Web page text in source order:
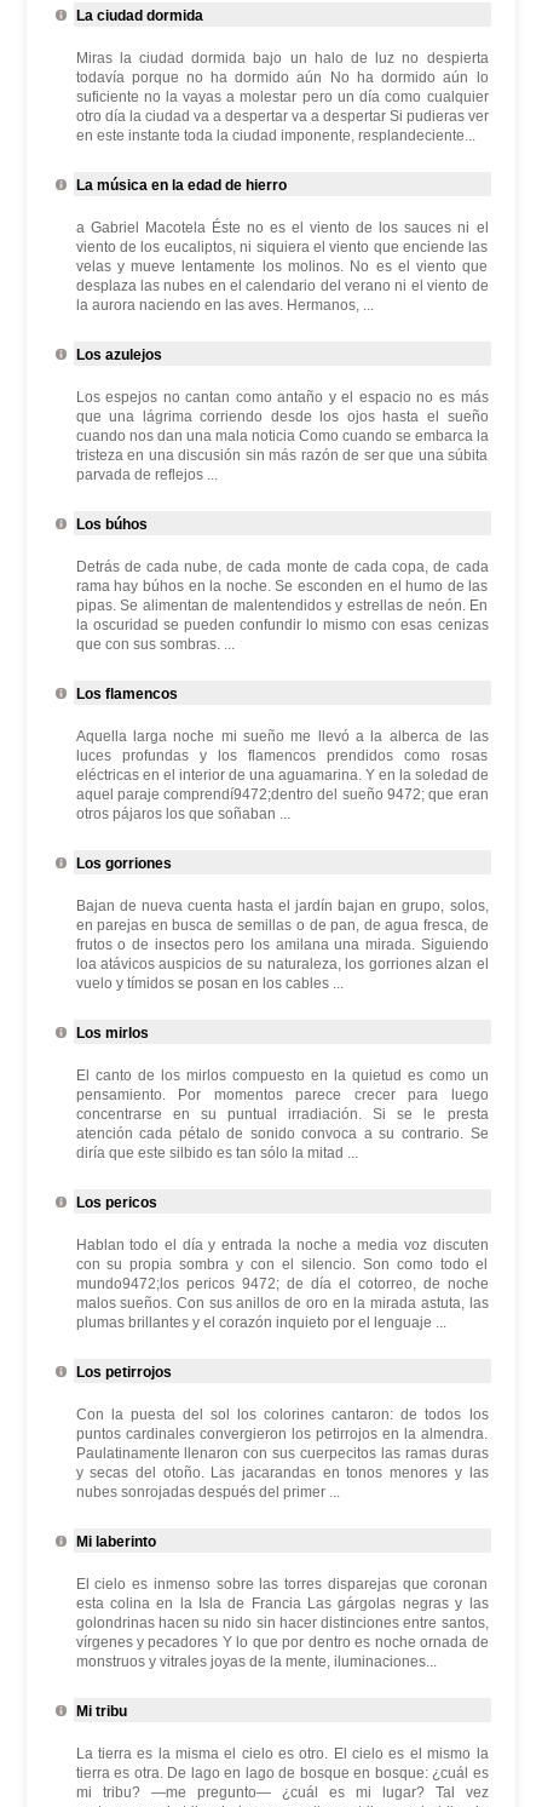
La ciudad dormida
Miras la ciudad dormida bajo un halo de luz no despierta
todavía porque no ha dormido aún No ha dormido aún lo
suficiente no la vayas a molestar pero un día como cualquier
otro día la ciudad va a despertar va a despertar Si pudieras ver
en este instante toda la ciudad imponente, resplandeciente...
La música en la edad de hierro
a Gabriel Macotela Éste no es el viento de los sauces ni el
viento de los eucaliptos, ni siquiera el viento que enciende las
velas y mueve lentamente los molinos. No es el viento que
desplaza las nubes en el calendario del verano ni el viento de
la aurora naciendo en las aves. Hermanos, ...
Los azulejos
Los espejos no cantan como antaño y el espacio no es más
que una lágrima corriendo desde los ojos hasta el sueño
cuando nos dan una mala noticia Como cuando se embarca la
tristeza en una discusión sin más razón de ser que una súbita
parvada de reflejos ...
Los búhos
Detrás de cada nube, de cada monte de cada copa, de cada
rama hay búhos en la noche. Se esconden en el humo de las
pipas. Se alimentan de malentendidos y estrellas de neón. En
la oscuridad se pueden confundir lo mismo con esas cenizas
que con sus sombras. ...
Los flamencos
Aquella larga noche mi sueño me llevó a la alberca de las
luces profundas y los flamencos prendidos como rosas
eléctricas en el interior de una aguamarina. Y en la soledad de
aquel paraje comprendí9472;dentro del sueño 9472; que eran
otros pájaros los que soñaban ...
Los gorriones
Bajan de nueva cuenta hasta el jardín bajan en grupo, solos,
en parejas en busca de semillas o de pan, de agua fresca, de
frutos o de insectos pero los amilana una mirada. Siguiendo
loa atávicos auspicios de su naturaleza, los gorriones alzan el
vuelo y tímidos se posan en los cables ...
Los mirlos
El canto de los mirlos compuesto en la quietud es como un
pensamiento. Por momentos parece crecer para luego
concentrarse en su puntual irradiación. Si se le presta
atención cada pétalo de sonido convoca a su contrario. Se
diría que este silbido es tan sólo la mitad ...
Los pericos
Hablan todo el día y entrada la noche a media voz discuten
con su propia sombra y con el silencio. Son como todo el
mundo9472;los pericos 9472; de día el cotorreo, de noche
malos sueños. Con sus anillos de oro en la mirada astuta, las
plumas brillantes y el corazón inquieto por el lenguaje ...
Los petirrojos
Con la puesta del sol los colorines cantaron: de todos los
puntos cardinales convergieron los petirrojos en la almendra.
Paulatinamente llenaron con sus cuerpecitos las ramas duras
y secas del otoño. Las jacarandas en tonos menores y las
nubes sonrojadas después del primer ...
Mi laberinto
El cielo es inmenso sobre las torres disparejas que coronan
esta colina en la Isla de Francia Las gárgolas negras y las
golondrinas hacen su nido sin hacer distinciones entre santos,
vírgenes y pecadores Y lo que por dentro es noche ornada de
monstruos y vitrales joyas de la mente, iluminaciones...
Mi tribu
La tierra es la misma el cielo es otro. El cielo es el mismo la
tierra es otra. De lago en lago de bosque en bosque: ¿cuál es
mi tribu? —me pregunto— ¿cuál es mi lugar? Tal vez